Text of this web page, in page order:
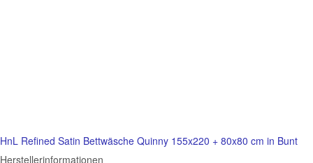
HnL Refined Satin Bettwäsche Quinny 155x220 + 80x80 cm in Bunt
Herstellerinformationen